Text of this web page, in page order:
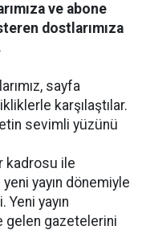
ve abone
dostlarımıza
sayfa
karşılaştılar.
sevimli yüzünü
kadrosu ile
yayın dönemiyle
Yeni yayın
gelen gazetelerini